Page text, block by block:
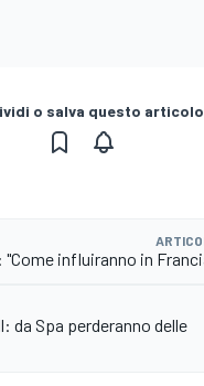
o salva questo articolo
"Come influiranno in
da Spa perderanno delle